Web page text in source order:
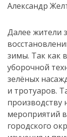
Александр
Далее жители
зимы. Так как
уборочной
зелёных
и тротуаров.
производству
мероприятий
городского